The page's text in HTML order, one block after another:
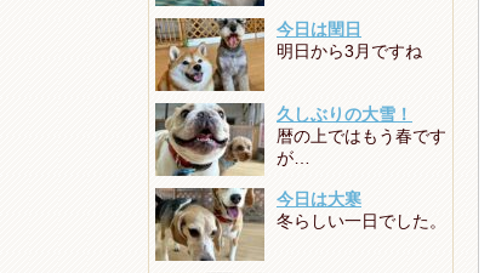
今日は閏日
明日から3月ですね
久しぶりの大雪！
暦の上ではもう春です
が…
今日は大寒
冬らしい一日でした。